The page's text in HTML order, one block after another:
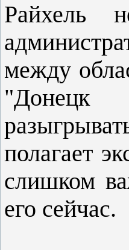
Райхель
между
"Донецк
полагает
слишком
его сейчас.